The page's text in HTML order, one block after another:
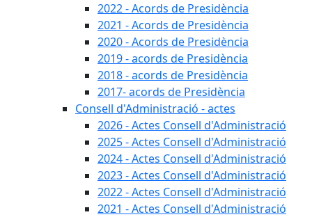
2022 - Acords de Presidència
2021 - Acords de Presidència
2020 - Acords de Presidència
2019 - acords de Presidència
2018 - acords de Presidència
2017- acords de Presidència
Consell d'Administració - actes
2026 - Actes Consell d'Administració
2025 - Actes Consell d'Administració
2024 - Actes Consell d'Administració
2023 - Actes Consell d'Administració
2022 - Actes Consell d'Administració
2021 - Actes Consell d'Administració